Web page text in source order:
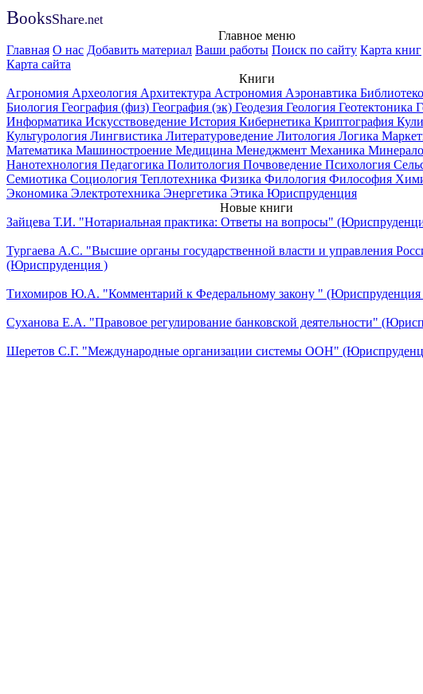
BooksShare.net
Главное меню
Главная О нас Добавить материал Ваши работы Поиск по сайту Карта книг
Карта сайта
Книги
Агрономия Археология Архитектура Астрономия Аэронавтика
Биология География (физ) География (эк) Геодезия Геология Геотектоника
Информатика Искусствоведение История Кибернетика Криптография
Культурология Лингвистика Литературоведение Литология Логика
Математика Машиностроение Медицина Менеджмент Механика
Нанотехнология Педагогика Политология Почвоведение Психология
Семиотика Социология Теплотехника Физика Филология Философия
Экономика Электротехника Энергетика Этика Юриспруденция
Новые книги
Зайцева Т.И. "Нотариальная практика: Ответы на вопросы"
Тургаева А.С. "Высшие органы государственной власти и управления
(Юриспруденция )
Тихомиров Ю.А. "Комментарий к Федеральному закону " (Юриспруденция
Суханова Е.А. "Правовое регулирование банковской деятельности"
Шеретов С.Г. "Международные организации системы ООН"